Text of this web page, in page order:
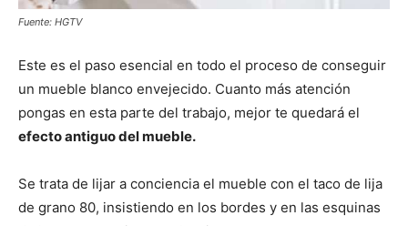
Fuente: HGTV
Este es el paso esencial en todo el proceso de conseguir
un mueble blanco envejecido. Cuanto más atención
pongas en esta parte del trabajo, mejor te quedará el
efecto antiguo del mueble.
Se trata de lijar a conciencia el mueble con el taco de lija
de grano 80, insistiendo en los bordes y en las esquinas